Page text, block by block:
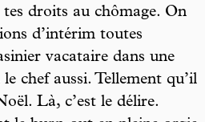
droits au chômage. On
d’intérim toutes
vacataire dans une
chef aussi. Tellement qu’il
Là, c’est le délire.